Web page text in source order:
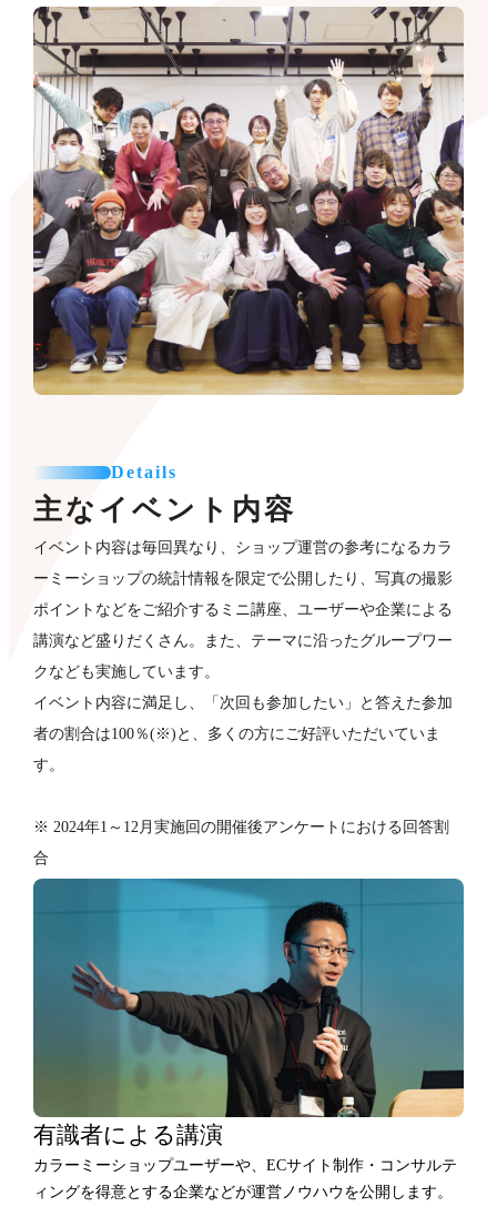
Details
主なイベント内容
イベント内容は毎回異なり、ショップ運営の参考になるカラ
ーミーショップの統計情報を限定で公開したり、写真の撮影
ポイントなどをご紹介するミニ講座、ユーザーや企業による
講演など盛りだくさん。また、テーマに沿ったグループワー
クなども​実施しています。
イベント内容に満足し、「次回も参加したい」と答えた参加
者の割合は100％(※)と、多くの方にご好評いただいていま
す。
※ 2024年1～12月実施回の開催後アンケートにおける回答割
合
有識者による講演
カラーミーショップユーザーや、ECサイト制作・コンサルテ
ィングを得意とする企業などが運営ノウハウを公開します。